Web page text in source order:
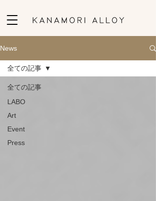
News
全ての記事
LABO
Art
Event
Press
全ての記事